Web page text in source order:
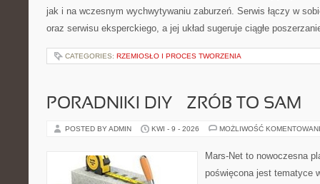
jak i na wczesnym wychwytywaniu zaburzeń. Serwis łączy w
oraz serwisu eksperckiego, a jej układ sugeruje ciągłe
CATEGORIES: RZEMIOSŁO I PROCES TWORZENIA
PORADNIKI DIY – ZRÓB TO SAM
POSTED BY ADMIN KWI - 9 - 2026 MOŻLIWOŚĆ
Mars-Net to nowoczesna
poświęcona jest tematyce